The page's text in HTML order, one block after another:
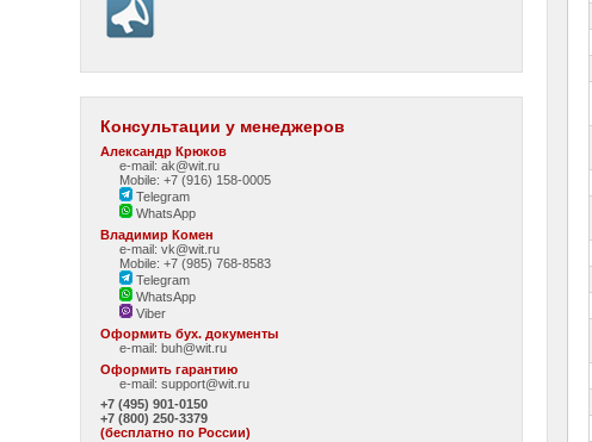
Консультации у менеджеров
Александр Крюков
e-mail: ak@wit.ru
Mobile: +7 (916) 158-0005
Telegram
WhatsApp
Владимир Комен
e-mail: vk@wit.ru
Mobile: +7 (985) 768-8583
Telegram
WhatsApp
Viber
Оформить бух. документы
e-mail:buh@wit.ru
Оформить гарантию
e-mail:support@wit.ru
+7 (495) 901-0150
+7 (800) 250-3379
(бесплатно по России)